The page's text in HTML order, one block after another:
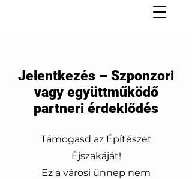
Jelentkezés – Szponzori
vagy együttműködő
partneri érdeklődés
Támogasd az Építészet
Éjszakáját!
Ez a városi ünnep nem